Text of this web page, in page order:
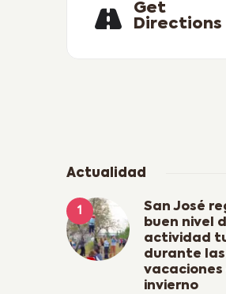
Get
Directions
Actualidad
San José
buen nivel
actividad
durante las
vacaciones
invierno